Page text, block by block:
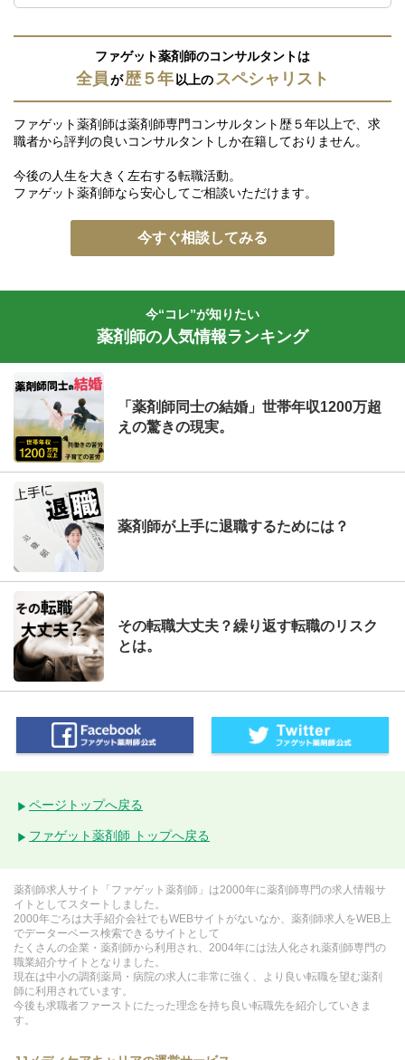
ファゲット薬剤師のコンサルタントは
全員が歴５年以上のスペシャリスト
ファゲット薬剤師は薬剤師専門コンサルタント歴５年以上で、求
職者から評判の良いコンサルタントしか在籍しておりません。
今後の人生を大きく左右する転職活動。
ファゲット薬剤師なら安心してご相談いただけます。
今すぐ相談してみる
今“コレ”が知りたい
薬剤師の人気情報ランキング
「薬剤師同士の結婚」世帯年収1200万超
えの驚きの現実。
薬剤師が上手に退職するためには？
その転職大丈夫？繰り返す転職のリスク
とは。
ページトップへ戻る
ファゲット薬剤師 トップへ戻る
薬剤師求人サイト「ファゲット薬剤師」は2000年に薬剤師専門の求人情報サ
イトとしてスタートしました。
2000年ごろは大手紹介会社でもWEBサイトがないなか、薬剤師求人をWEB上
でデーターベース検索できるサイトとして
たくさんの企業・薬剤師から利用され、2004年には法人化され薬剤師専門の
職業紹介サイトとなりました。
現在は中小の調剤薬局・病院の求人に非常に強く、より良い転職を望む薬剤
師に利用されています。
今後も求職者ファーストにたった理念を持ち良い転職先を紹介していきま
す。